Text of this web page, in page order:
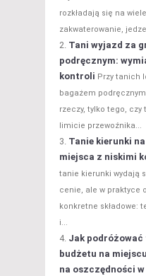
rozkładają się na
zakwaterowanie,
Tani wyjazd za
podręcznym:
kontroli Przy tanich
bagażem
rzeczy, tylko tego,
limicie przewoźnika...
Tanie kierunki
miejsca z niskimi
tanie kierunki wydają
cenie, ale w praktyce
konkretne składowe:
i...
Jak
budżetu na
na oszczędności